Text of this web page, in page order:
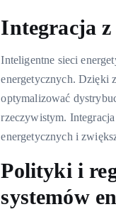
Integracja z
Inteligentne sieci
energetycznych. Dzięki
optymalizować
rzeczywistym.
energetycznych i
Polityki i
systemów